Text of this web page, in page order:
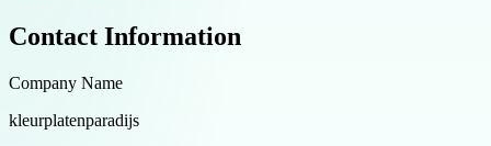
Contact Information
Company Name
kleurplatenparadijs